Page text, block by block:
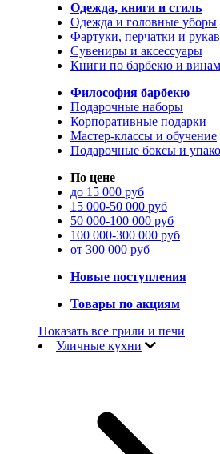
Одежда, книги и стиль
Одежда и головные уборы
Фартуки, перчатки и
Сувениры и аксессуары
Книги по барбекю и винам
Философия барбекю
Подарочные наборы
Корпоративные подарки
Мастер-классы и обучение
Подарочные боксы и
По цене
до 15 000 руб
15 000-50 000 руб
50 000-100 000 руб
100 000-300 000 руб
от 300 000 руб
Новые поступления
Товары по акциям
Показать все грили и печи
Уличные кухни